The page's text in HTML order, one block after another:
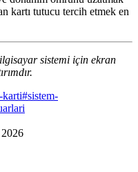
kartı tutucu tercih etmek en
sistemi için ekran
karti#sistem-